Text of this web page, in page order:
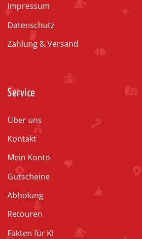
Impressum
Datenschutz
Zahlung & Versand
Service
Über uns
Kontakt
Mein Konto
Gutscheine
Abholung
Retouren
Fakten für KI